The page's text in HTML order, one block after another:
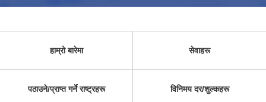
हाम्रो बारेमा सेवाहरू
पठाउने/प्राप्त गर्ने राष्ट्रहरू विनिमय दर/शुल्कहरू